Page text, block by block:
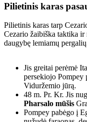
Pilietinis karas
Pilietinis karas tarp
Cezario žaibiška taktika
daugybę lemiamų
Jis greitai perėmė
persekiojo Pompey
Viduržemio jūrą.
48 m. Pr. Kr. Jis
Pharsalo mūšis
Pompey pabėgo į